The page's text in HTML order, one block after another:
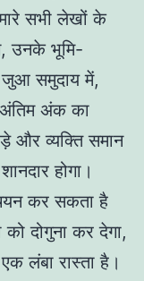
सभी लेखों के
उनके भूमि-
जुआ समुदाय में,
अंतिम अंक का
और व्यक्ति समान
होगा।
कर सकता है
दोगुना कर देगा,
लंबा रास्ता है।